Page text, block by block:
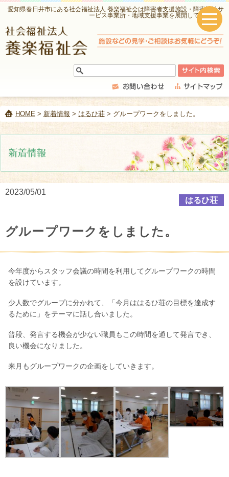
愛知県春日井市にある社会福祉法人 養楽福祉会は障害者支援施設・障害福祉サ
ービス事業所・地域支援事業を展開しています。
HOME > 新着情報 > はるひ荘 > グループワークをしました。
2023/05/01
はるひ荘
グループワークをしました。
今年度からスタッフ会議の時間を利用してグループワークの時間
を設けています。
少人数でグループに分かれて、「今月ははるひ荘の目標を達成す
るために」をテーマに話し合いました。
普段、発言する機会が少ない職員もこの時間を通して発言でき、
良い機会になりました。
来月もグループワークの企画をしていきます。